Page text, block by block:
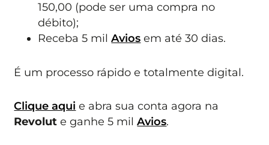
150,00 (pode ser uma compra no
débito);
Receba 5 milAvios em até 30 dias.
É um processo rápido e totalmente digital.
Clique aqui e abra sua conta agora na
Revolute ganhe 5 milAvios.